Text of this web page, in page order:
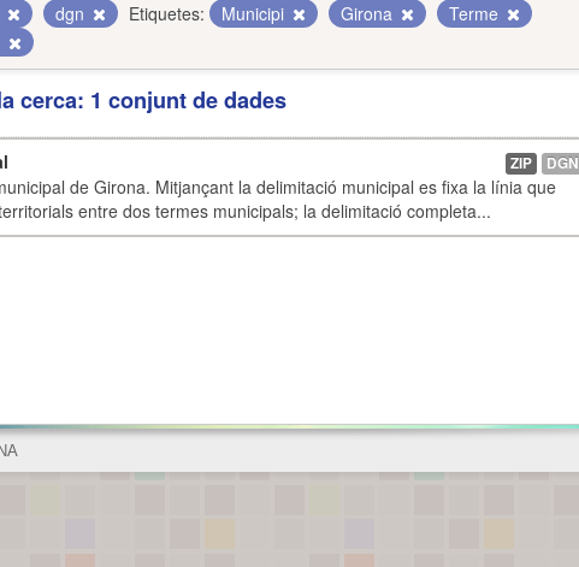
dgn Etiquetes: Municipi Girona
Terme
cerca: 1 conjunt de dades
de Girona. Mitjançant la delimitació municipal es fixa la línia que
entre dos termes municipals; la delimitació completa...
ZIP DGN